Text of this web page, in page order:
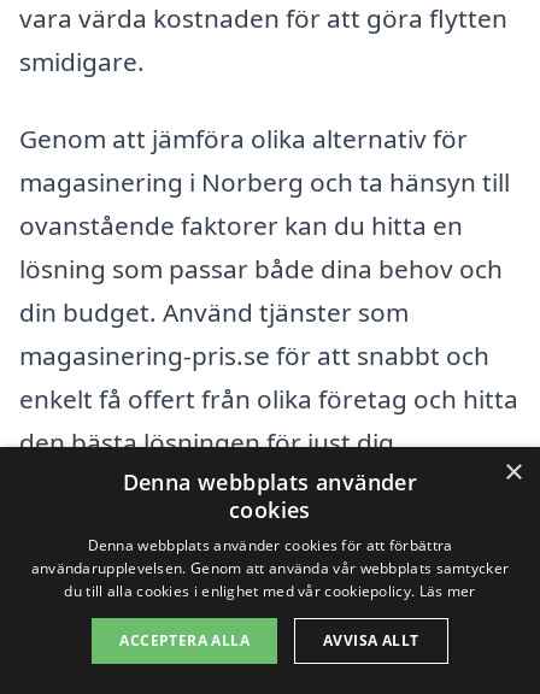
vara värda kostnaden för att göra flytten
smidigare.
Genom att jämföra olika alternativ för
magasinering i Norberg och ta hänsyn till
ovanstående faktorer kan du hitta en
lösning som passar både dina behov och
din budget. Använd tjänster som
magasinering-pris.se för att snabbt och
enkelt få offert från olika företag och hitta
den bästa lösningen för just dig.
Få 3 erbjudanden, gratis och utan
förpliktelser
×
Denna webbplats använder
cookies
Denna webbplats använder cookies för att förbättra
användarupplevelsen. Genom att använda vår webbplats samtycker
du till alla cookies i enlighet med vår cookiepolicy. Läs mer
ACCEPTERA ALLA AVVISA ALLT